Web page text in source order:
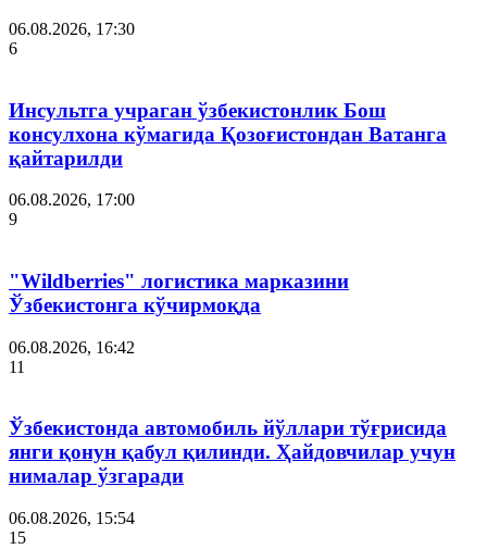
06.08.2026, 17:30
6
Инсультга учраган ўзбекистонлик Бош
консулхона кўмагида Қозоғистондан Ватанга
қайтарилди
06.08.2026, 17:00
9
"Wildberries" логистика марказини
Ўзбекистонга кўчирмоқда
06.08.2026, 16:42
11
Ўзбекистонда автомобиль йўллари тўғрисида
янги қонун қабул қилинди. Ҳайдовчилар учун
нималар ўзгаради
06.08.2026, 15:54
15